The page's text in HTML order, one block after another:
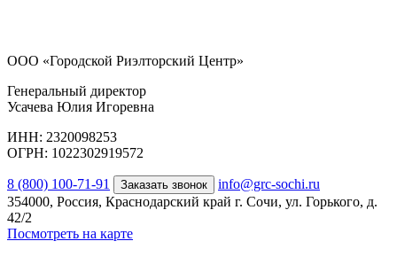
ООО «Городской Риэлторский Центр»
Генеральный директор
Усачева Юлия Игоревна
ИНН: 2320098253
ОГРН: 1022302919572
8 (800) 100-71-91 Заказать звонок
info@grc-sochi.ru
354000, Россия, Краснодарский край г. Сочи, ул. Горького, д.
42/2
Посмотреть на карте